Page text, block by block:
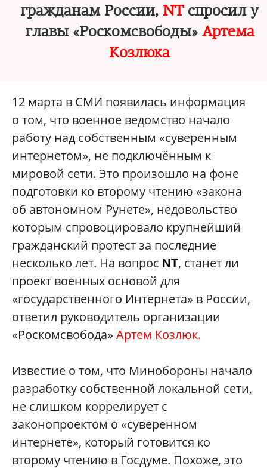
гражданам России, NTспросил у
главы «Роскомсвободы» Артема
Козлюка
12 марта в СМИ появилась информация
о том, что военное ведомство начало
работу над собственным «суверенным
интернетом», не подключённым к
мировой сети. Это произошло на фоне
подготовки ко второму чтению «закона
об автономном Рунете», недовольство
которым спровоцировало крупнейший
гражданский протест за последние
несколько лет. На вопрос NT, станет ли
проект военных основой для
«государственного Интернета» в России,
ответил руководитель организации
«Роскомсвобода» Артем Козлюк.
Известие о том, что Минобороны начало
разработку собственной локальной сети,
не слишком коррелирует с
законопроектом о «суверенном
интернете», который готовится ко
второму чтению в Госдуме. Похоже, это